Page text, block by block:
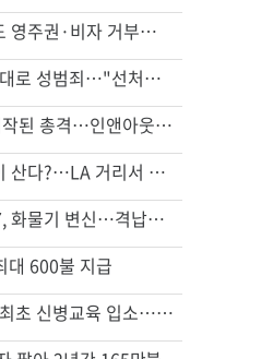
서류 하나만 빠져도 영주권·비자 거부…심사관 재량권 대폭 확대
한인 남성, 처형 상대로 성범죄…"선처해줬더니 배신자 취급"
드라이브스루서 시작된 총격…인앤아웃 참사 영상 공개
광고판 안에 사람이 산다?…LA 거리서 화제
74m짜리 보잉777, 화물기 변신…격납고서 ‘보물’ 찾는 인천공항
대 600불 지급
천하람, 현역 의원 최초 신병교육 입소…논산서 2박3일 생활